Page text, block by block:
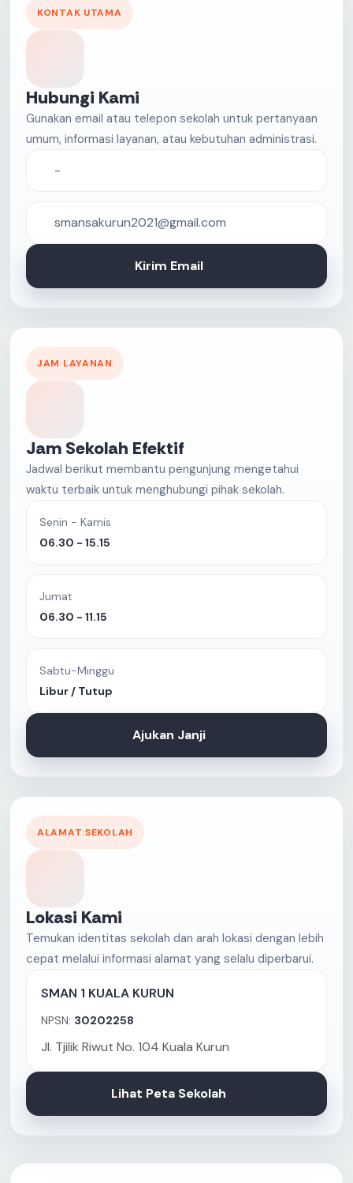
KONTAK UTAMA
Hubungi Kami
Gunakan email atau telepon sekolah untuk pertanyaan
umum, informasi layanan, atau kebutuhan administrasi.
-
smansakurun2021@gmail.com
Kirim Email
JAM LAYANAN
Jam Sekolah Efektif
Jadwal berikut membantu pengunjung mengetahui
waktu terbaik untuk menghubungi pihak sekolah.
Senin - Kamis
06.30 - 15.15
Jumat
06.30 - 11.15
Sabtu-Minggu
Libur / Tutup
Ajukan Janji
ALAMAT SEKOLAH
Lokasi Kami
Temukan identitas sekolah dan arah lokasi dengan lebih
cepat melalui informasi alamat yang selalu diperbarui.
SMAN 1 KUALA KURUN
NPSN: 30202258
Jl. Tjilik Riwut No. 104 Kuala Kurun
Lihat Peta Sekolah